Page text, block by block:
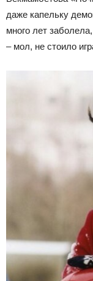
даже капельку
много лет
– мол, не стоило